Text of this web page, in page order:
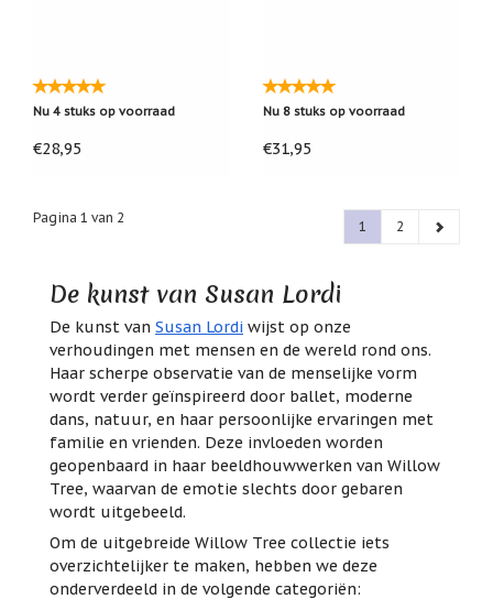
Nu 4 stuks op voorraad
€28,95
Nu 8 stuks op voorraad
€31,95
Pagina 1 van 2
1 2
De kunst van Susan Lordi
De kunst van Susan Lordi wijst op onze
verhoudingen met mensen en de wereld rond ons.
Haar scherpe observatie van de menselijke vorm
wordt verder geïnspireerd door ballet, moderne
dans, natuur, en haar persoonlijke ervaringen met
familie en vrienden. Deze invloeden worden
geopenbaard in haar beeldhouwwerken van Willow
Tree, waarvan de emotie slechts door gebaren
wordt uitgebeeld.
Om de uitgebreide Willow Tree collectie iets
overzichtelijker te maken, hebben we deze
onderverdeeld in de volgende categoriën: